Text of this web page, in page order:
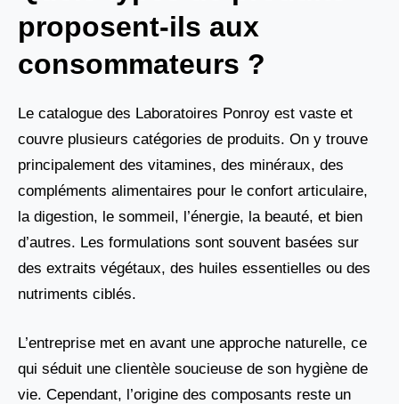
proposent-ils aux
consommateurs ?
Le catalogue des Laboratoires Ponroy est vaste et
couvre plusieurs catégories de produits. On y trouve
principalement des vitamines, des minéraux, des
compléments alimentaires pour le confort articulaire,
la digestion, le sommeil, l’énergie, la beauté, et bien
d’autres. Les formulations sont souvent basées sur
des extraits végétaux, des huiles essentielles ou des
nutriments ciblés.
L’entreprise met en avant une approche naturelle, ce
qui séduit une clientèle soucieuse de son hygiène de
vie. Cependant, l’origine des composants reste un